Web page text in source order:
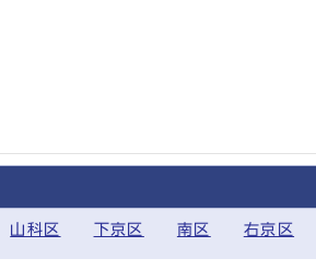
山科区 下京区 南区 右京区